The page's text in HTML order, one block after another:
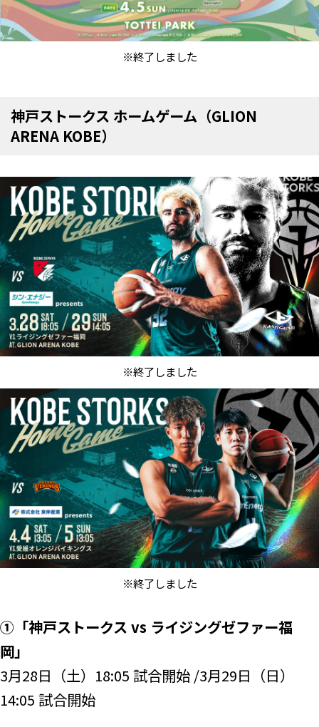
※終了しました
神戸ストークス ホームゲーム（GLION
ARENA KOBE）
※終了しました
※終了しました
①「神戸ストークス vs ライジングゼファー福
岡」
3月28日（土）18:05 試合開始 /3月29日（日）
14:05 試合開始